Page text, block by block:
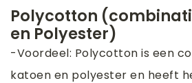
Polycotton
en Polyester)
-Voordeel: Polycotton is een
katoen en polyester en heeft